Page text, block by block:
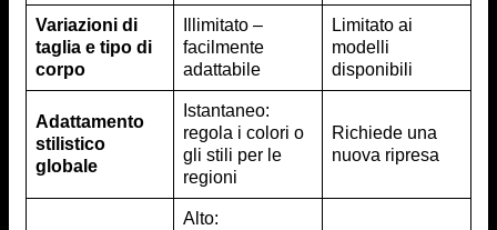
Variazioni di
taglia e tipo di
corpo
Illimitato –
facilmente
adattabile
Limitato ai
modelli
disponibili
Adattamento
stilistico
globale
Istantaneo:
regola i colori o
gli stili per le
regioni
Richiede una
nuova ripresa
Alto: